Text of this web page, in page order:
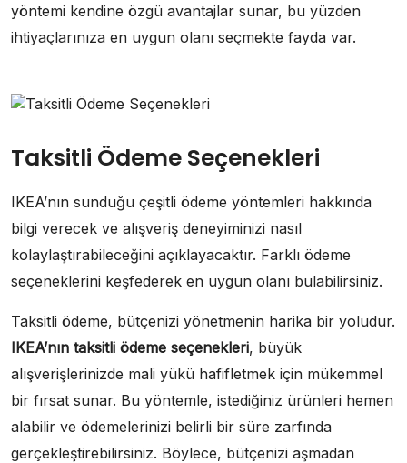
yöntemi kendine özgü avantajlar sunar, bu yüzden
ihtiyaçlarınıza en uygun olanı seçmekte fayda var.
Taksitli Ödeme Seçenekleri
IKEA’nın sunduğu çeşitli ödeme yöntemleri hakkında
bilgi verecek ve alışveriş deneyiminizi nasıl
kolaylaştırabileceğini açıklayacaktır. Farklı ödeme
seçeneklerini keşfederek en uygun olanı bulabilirsiniz.
Taksitli ödeme, bütçenizi yönetmenin harika bir yoludur.
IKEA’nın taksitli ödeme seçenekleri, büyük
alışverişlerinizde mali yükü hafifletmek için mükemmel
bir fırsat sunar. Bu yöntemle, istediğiniz ürünleri hemen
alabilir ve ödemelerinizi belirli bir süre zarfında
gerçekleştirebilirsiniz. Böylece, bütçenizi aşmadan